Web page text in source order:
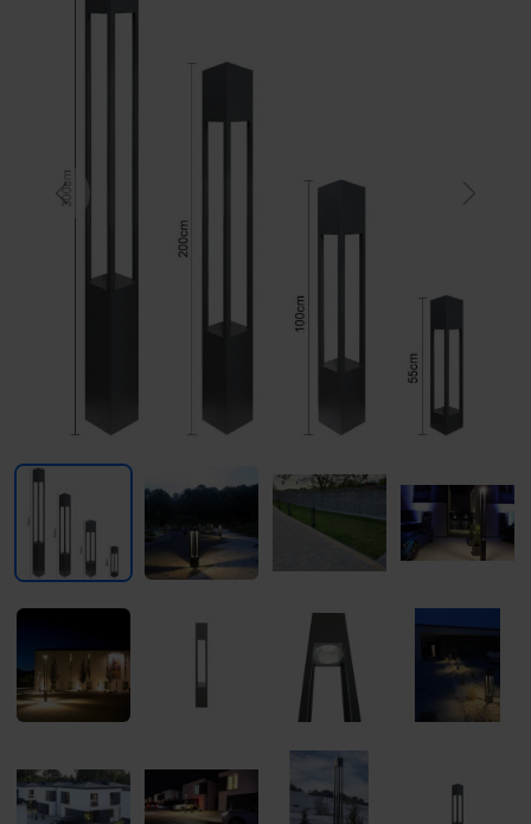
Previous